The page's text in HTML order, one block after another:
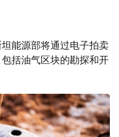
能源部将通过电子拍卖
括油气区块的勘探和开